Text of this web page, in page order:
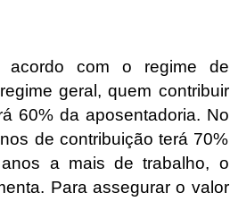
acordo com o regime de
geral, quem contribuir
60% da aposentadoria. No
de contribuição terá 70%
a mais de trabalho, o
Para assegurar o valor